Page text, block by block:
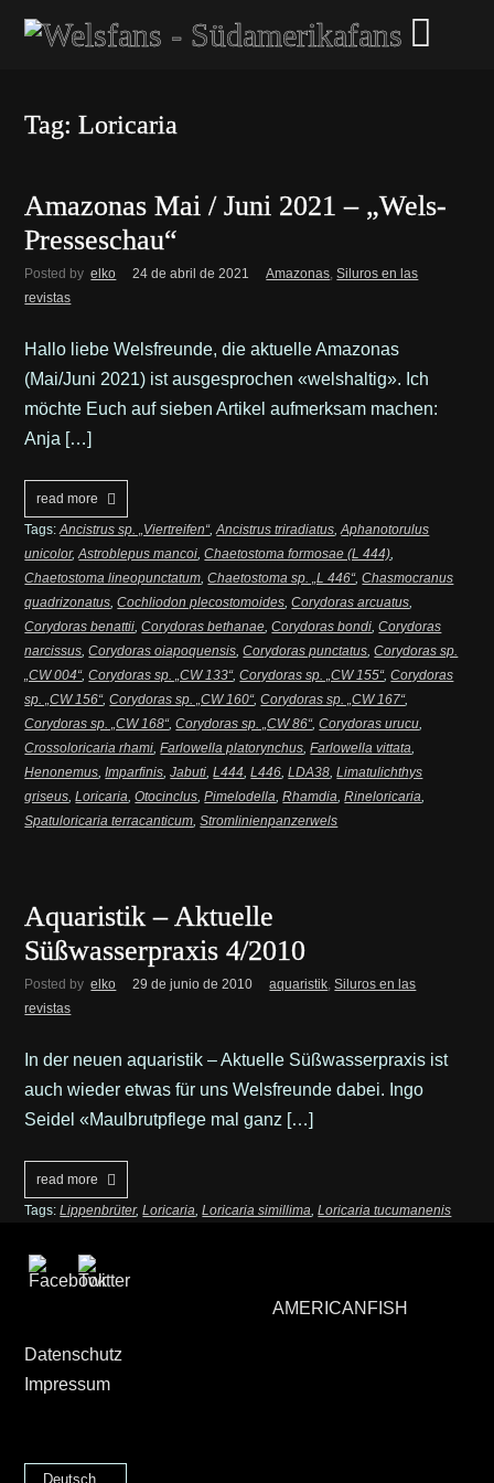
Tag: Loricaria
Amazonas Mai / Juni 2021 – „Wels-
Presseschau“
Posted by elko 24 de abril de 2021 Amazonas,Siluros en las
revistas
Hallo liebe Welsfreunde, die aktuelle Amazonas
(Mai/Juni 2021) ist ausgesprochen «welshaltig». Ich
möchte Euch auf sieben Artikel aufmerksam machen:
Anja […]
read more
Tags:Ancistrus sp. „Viertreifen“,Ancistrus triradiatus,Aphanotorulus
unicolor,Astroblepus mancoi,Chaetostoma formosae (L 444),
Chaetostoma lineopunctatum,Chaetostoma sp. „L 446“,Chasmocranus
quadrizonatus,Cochliodon plecostomoides,Corydoras arcuatus,
Corydoras benattii,Corydoras bethanae,Corydoras bondi,Corydoras
narcissus,Corydoras oiapoquensis,Corydoras punctatus,Corydoras sp.
„CW 004“,Corydoras sp. „CW 133“,Corydoras sp. „CW 155“,Corydoras
sp. „CW 156“,Corydoras sp. „CW 160“,Corydoras sp. „CW 167“,
Corydoras sp. „CW 168“,Corydoras sp. „CW 86“,Corydoras urucu,
Crossoloricaria rhami,Farlowella platorynchus,Farlowella vittata,
Henonemus,Imparfinis,Jabuti,L444,L446,LDA38,Limatulichthys
griseus,Loricaria,Otocinclus,Pimelodella,Rhamdia,Rineloricaria,
Spatuloricaria terracanticum,Stromlinienpanzerwels
Aquaristik – Aktuelle
Süßwasserpraxis 4/2010
Posted by elko 29 de junio de 2010 aquaristik,Siluros en las
revistas
In der neuen aquaristik – Aktuelle Süßwasserpraxis ist
auch wieder etwas für uns Welsfreunde dabei. Ingo
Seidel «Maulbrutpflege mal ganz […]
read more
Tags:Lippenbrüter,Loricaria,Loricaria simillima,Loricaria tucumanenis
AMERICANFISH
Datenschutz
Impressum
Deutsch